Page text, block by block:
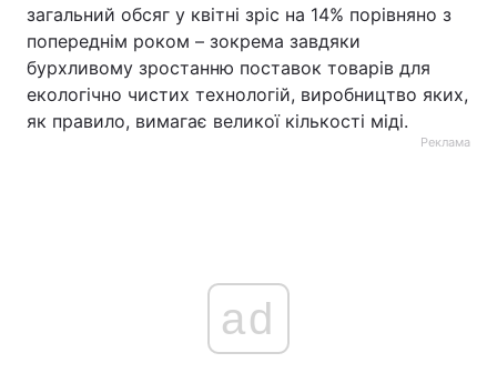
загальний обсяг у квітні зріс на 14% порівняно з
попереднім роком – зокрема завдяки
бурхливому зростанню поставок товарів для
екологічно чистих технологій, виробництво яких,
як правило, вимагає великої кількості міді.
Реклама
ad